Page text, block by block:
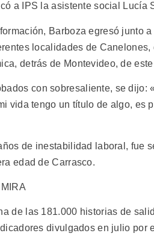
a IPS la asistente social Lucía
Barboza egresó junto
localidades de
detrás de Montevideo, de
con sobresaliente, se dijo:
vida tengo un título de algo, es
de inestabilidad laboral, fue
edad de Carrasco.
de las 181.000 historias de
divulgados en julio por